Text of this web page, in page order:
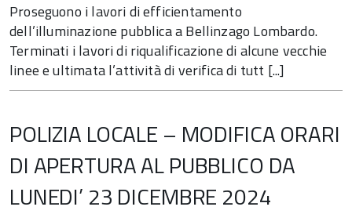
Proseguono i lavori di efficientamento
dell’illuminazione pubblica a Bellinzago Lombardo.
Terminati i lavori di riqualificazione di alcune vecchie
linee e ultimata l’attività di verifica di tutt [...]
POLIZIA LOCALE – MODIFICA ORARI
DI APERTURA AL PUBBLICO DA
LUNEDI’ 23 DICEMBRE 2024